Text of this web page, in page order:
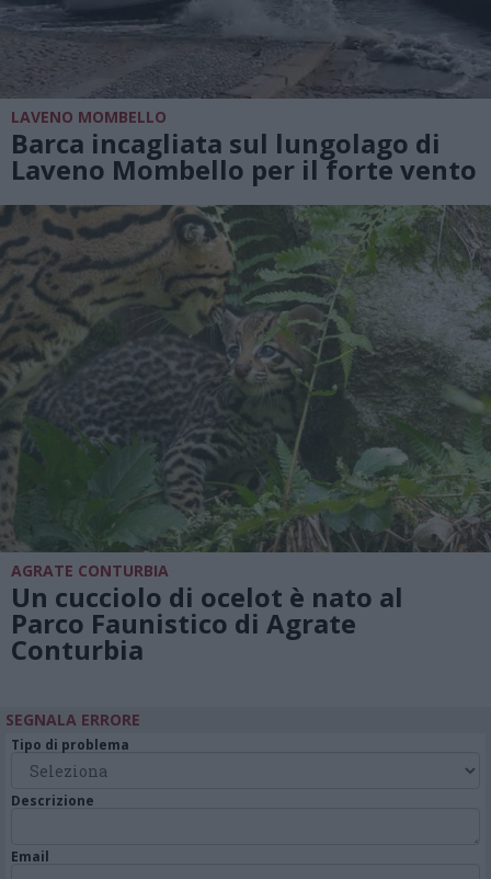
LAVENO MOMBELLO
Barca incagliata sul lungolago di
Laveno Mombello per il forte vento
AGRATE CONTURBIA
Un cucciolo di ocelot è nato al
Parco Faunistico di Agrate
Conturbia
SEGNALA ERRORE
Tipo di problema
Descrizione
Email